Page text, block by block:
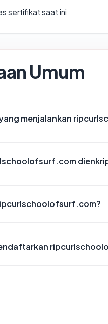
sertifikat saat ini
Umum
menjalankan